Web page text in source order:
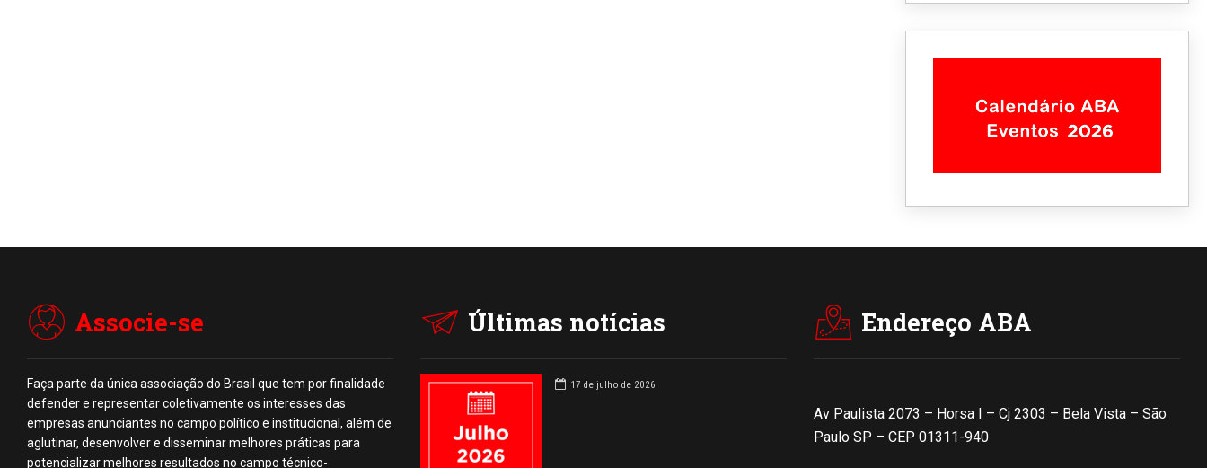
Associe-se
Faça parte da única associação do Brasil que tem por finalidade
defender e representar coletivamente os interesses das
empresas anunciantes no campo político e institucional, além de
aglutinar, desenvolver e disseminar melhores práticas para
potencializar melhores resultados no campo técnico-
Últimas notícias
17 de julho de 2026
Endereço ABA
Av Paulista 2073 – Horsa I – Cj 2303 – Bela Vista – São
Paulo SP – CEP 01311-940